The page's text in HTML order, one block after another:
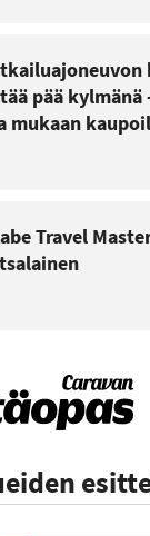
pää kylmänä
mukaan
Travel